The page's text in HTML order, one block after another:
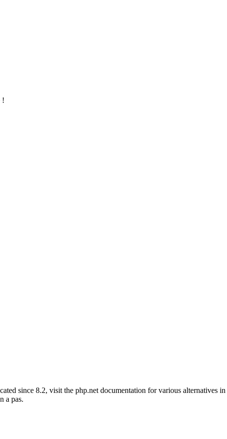
!
since 8.2, visit the php.net documentation for various alternatives in
a pas.